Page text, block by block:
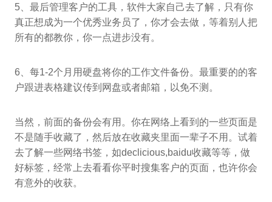
5、最后管理客户的工具，软件大家自己去了解，只有你
真正想成为一个优秀业务员了，你才会去做，等着别人把
所有的都教你，你一点进步没有。
6、每1-2个月用硬盘将你的工作文件备份。最重要的的客
户跟进表格建议传到网盘或者邮箱，以免不测。
当然，前面的备份会有用。你在网络上看到的一些页面是
不是随手收藏了，然后放在收藏夹里面一辈子不用。试着
去了解一些网络书签，如declicious,baidu收藏等等，做
好标签，经常上去看看你平时搜集客户的页面，也许你会
有意外的收获。